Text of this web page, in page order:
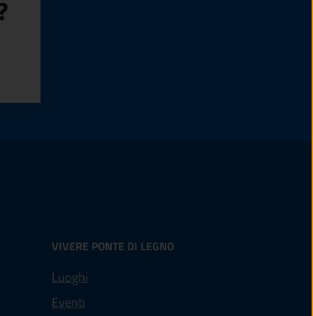
VIVERE PONTE DI LEGNO
Luoghi
Eventi